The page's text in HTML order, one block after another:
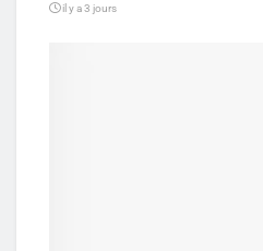
il y a 3 jours